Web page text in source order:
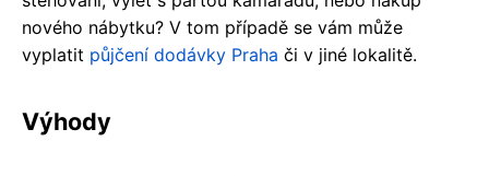
nového nábytku? V tom případě se vám může
vyplatit půjčení dodávky Praha či v jiné lokalitě.
Výhody